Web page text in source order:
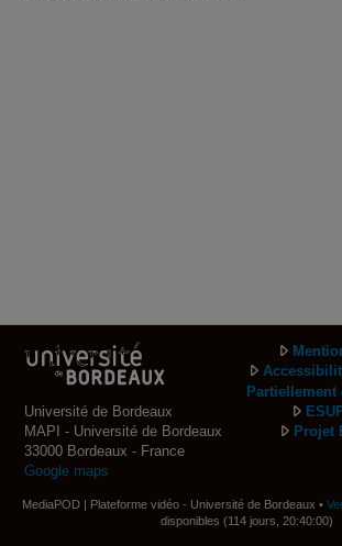
Université de Bordeaux
MAPI - Université de Bordeaux
33000 Bordeaux - France
Google maps
Projet
MediaPOD | Plateforme vidéo - Université de Bordeaux •
disponibles (114 jours, 20:40:00)